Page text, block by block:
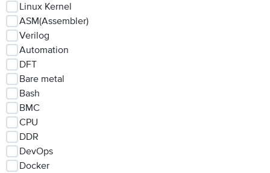
Linux Kernel
ASM(Assembler)
Verilog
Automation
DFT
Bare metal
Bash
BMC
CPU
DDR
DevOps
Docker